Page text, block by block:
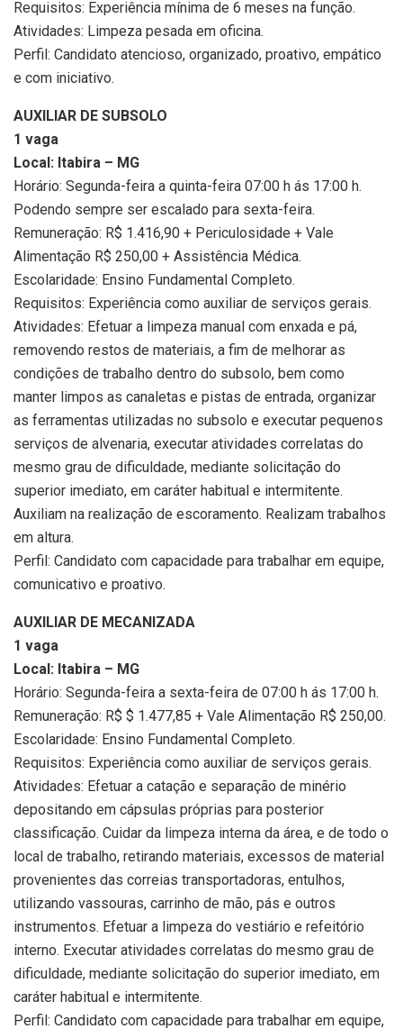
Requisitos: Experiência mínima de 6 meses na função.
Atividades: Limpeza pesada em oficina.
Perfil: Candidato atencioso, organizado, proativo, empático
e com iniciativo.
AUXILIAR DE SUBSOLO
1 vaga
Local: Itabira – MG
Horário: Segunda-feira a quinta-feira 07:00 h ás 17:00 h.
Podendo sempre ser escalado para sexta-feira.
Remuneração: R$ 1.416,90 + Periculosidade + Vale
Alimentação R$ 250,00 + Assistência Médica.
Escolaridade: Ensino Fundamental Completo.
Requisitos: Experiência como auxiliar de serviços gerais.
Atividades: Efetuar a limpeza manual com enxada e pá,
removendo restos de materiais, a fim de melhorar as
condições de trabalho dentro do subsolo, bem como
manter limpos as canaletas e pistas de entrada, organizar
as ferramentas utilizadas no subsolo e executar pequenos
serviços de alvenaria, executar atividades correlatas do
mesmo grau de dificuldade, mediante solicitação do
superior imediato, em caráter habitual e intermitente.
Auxiliam na realização de escoramento. Realizam trabalhos
em altura.
Perfil: Candidato com capacidade para trabalhar em equipe,
comunicativo e proativo.
AUXILIAR DE MECANIZADA
1 vaga
Local: Itabira – MG
Horário: Segunda-feira a sexta-feira de 07:00 h ás 17:00 h.
Remuneração: R$ $ 1.477,85 + Vale Alimentação R$ 250,00.
Escolaridade: Ensino Fundamental Completo.
Requisitos: Experiência como auxiliar de serviços gerais.
Atividades: Efetuar a catação e separação de minério
depositando em cápsulas próprias para posterior
classificação. Cuidar da limpeza interna da área, e de todo o
local de trabalho, retirando materiais, excessos de material
provenientes das correias transportadoras, entulhos,
utilizando vassouras, carrinho de mão, pás e outros
instrumentos. Efetuar a limpeza do vestiário e refeitório
interno. Executar atividades correlatas do mesmo grau de
dificuldade, mediante solicitação do superior imediato, em
caráter habitual e intermitente.
Perfil: Candidato com capacidade para trabalhar em equipe,